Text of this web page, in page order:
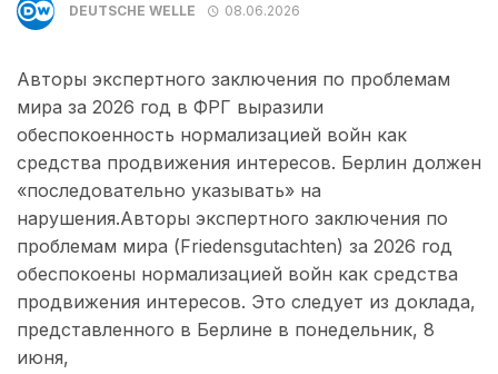
DEUTSCHE WELLE 08.06.2026
Авторы экспертного заключения по проблемам
мира за 2026 год в ФРГ выразили
обеспокоенность нормализацией войн как
средства продвижения интересов. Берлин должен
«последовательно указывать» на
нарушения.Авторы экспертного заключения по
проблемам мира (Friedensgutachten) за 2026 год
обеспокоены нормализацией войн как средства
продвижения интересов. Это следует из доклада,
представленного в Берлине в понедельник, 8
июня,